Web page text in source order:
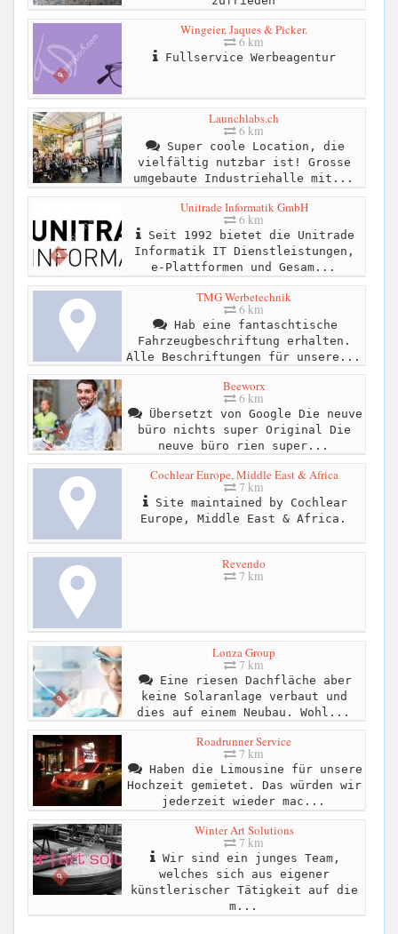
Wingeier, Jaques & Picker.
6 km
Fullservice Werbeagentur
Launchlabs.ch
6 km
Super coole Location, die
vielfältig nutzbar ist! Grosse
umgebaute Industriehalle mit...
Unitrade Informatik GmbH
6 km
Seit 1992 bietet die Unitrade
Informatik IT Dienstleistungen,
e-Plattformen und Gesam...
TMG Werbetechnik
6 km
Hab eine fantaschtische
Fahrzeugbeschriftung erhalten.
Alle Beschriftungen für unsere...
Beeworx
6 km
Übersetzt von Google Die neuve
büro nichts super Original Die
neuve büro rien super...
Cochlear Europe, Middle East & Africa
7 km
Site maintained by Cochlear
Europe, Middle East & Africa.
Revendo
7 km
Lonza Group
7 km
Eine riesen Dachfläche aber
keine Solaranlage verbaut und
dies auf einem Neubau. Wohl...
Roadrunner Service
7 km
Haben die Limousine für unsere
Hochzeit gemietet. Das würden wir
jederzeit wieder mac...
Winter Art Solutions
7 km
Wir sind ein junges Team,
welches sich aus eigener
künstlerischer Tätigkeit auf die
m...